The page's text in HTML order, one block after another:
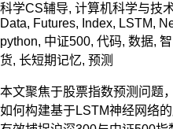
科学CS辅导, 计算机科学与技
Data, Futures, Index, LSTM,
python, 中证500, 代码, 数据,
货, 长短期记忆, 预测
本文聚焦于股票指数预测问题
如何构建基于LSTM神经网络